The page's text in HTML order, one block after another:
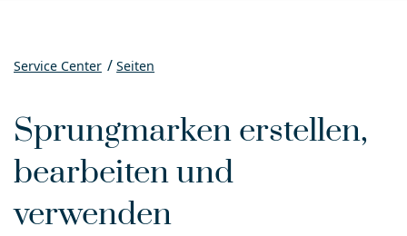
Service Center Seiten
Sprungmarken erstellen,
bearbeiten und
verwenden